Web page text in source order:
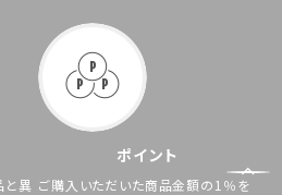
と異
ポイント
ご購入いただいた商品金額の1％を